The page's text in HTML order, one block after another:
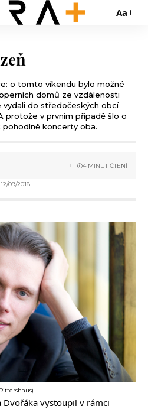
Aa
o tomto víkendu bylo možné
domů ze vzdálenosti
do středočeských obcí
protože v prvním případě šlo o
koncerty oba.
09/2018
4 MINUT ČTENÍ
vystoupil v rámci